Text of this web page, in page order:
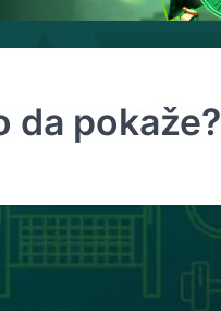
da pokaže?